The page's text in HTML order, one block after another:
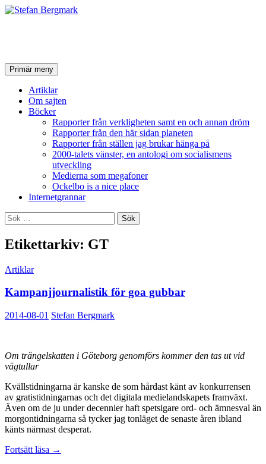
SökPrimär meny Hoppa
till
innehåll
Artiklar
Om sajten
Böcker
Rapporter från verkligheten samt en och annan dröm
Rapporter från den här sidan planeten
Rapporter från ställen jag brukar hänga på
2000-talets vänster, en antologi om socialismens
utveckling
Medierna som megafoner
Ockelbo is a nice place
Internetgrannar
Sök
efter:
Etikettarkiv: GT
Artiklar
Kampanjjournalistik för goa gubbar
2014-08-01 Stefan Bergmark
Om trängelskatten i Göteborg genomförs kommer den tas ut vid
vägtullar
Kvällstidningarna är kanske de som hårdast känt av konkurrensen
av gratistidningarnas och det digitala medielandskapets framväxt.
Även om de ju under decennier haft spetsigare ord- och ämnesval än
morgontidningarna så tycker jag tonläget de senaste åren ibland
känts närmast desperat.
Fortsätt läsa Kampanjjournalistik
→